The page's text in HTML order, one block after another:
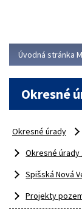
asociácie
Viac
Úvodná stránka
Okresné
Okresné úrady
Okresné
Spišská Nová
Projekty